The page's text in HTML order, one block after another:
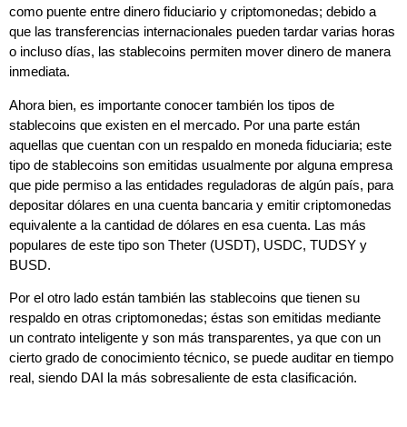
como puente entre dinero fiduciario y criptomonedas; debido a
que las transferencias internacionales pueden tardar varias horas
o incluso días, las stablecoins permiten mover dinero de manera
inmediata.
Ahora bien, es importante conocer también los tipos de
stablecoins que existen en el mercado. Por una parte están
aquellas que cuentan con un respaldo en moneda fiduciaria; este
tipo de stablecoins son emitidas usualmente por alguna empresa
que pide permiso a las entidades reguladoras de algún país, para
depositar dólares en una cuenta bancaria y emitir criptomonedas
equivalente a la cantidad de dólares en esa cuenta. Las más
populares de este tipo son Theter (USDT), USDC, TUDSY y
BUSD.
Por el otro lado están también las stablecoins que tienen su
respaldo en otras criptomonedas; éstas son emitidas mediante
un contrato inteligente y son más transparentes, ya que con un
cierto grado de conocimiento técnico, se puede auditar en tiempo
real, siendo DAI la más sobresaliente de esta clasificación.